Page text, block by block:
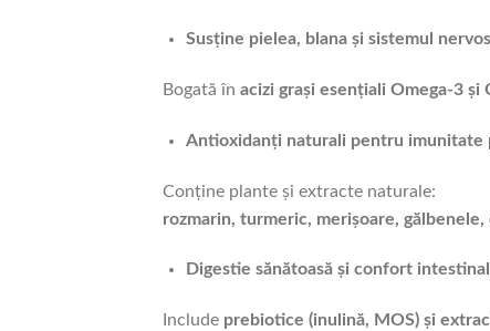
Susține pielea, blana și sistemul nervos
Bogată în acizi grași esențiali Omega-3 și
Antioxidanți naturali pentru imunitate
Conține plante și extracte naturale:
rozmarin, turmeric, merișoare,
Digestie sănătoasă și confort intestinal
Include prebiotice (inulină, MOS) și